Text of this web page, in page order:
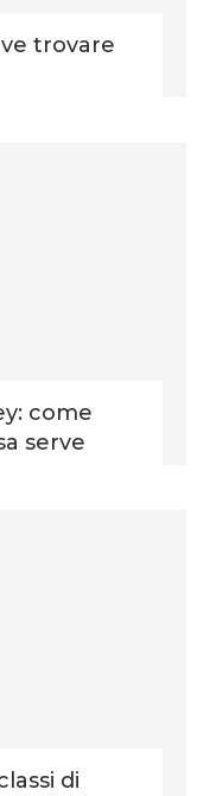
trovare
come
serve
di